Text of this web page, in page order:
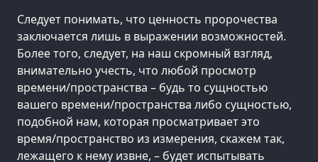
Следует понимать, что ценность пророчества
заключается лишь в выражении возможностей.
Более того, следует, на наш скромный взгляд,
внимательно учесть, что любой просмотр
времени/пространства – будь то сущностью
вашего времени/пространства либо сущностью,
подобной нам, которая просматривает это
время/пространство из измерения, скажем так,
лежащего к нему извне, – будет испытывать